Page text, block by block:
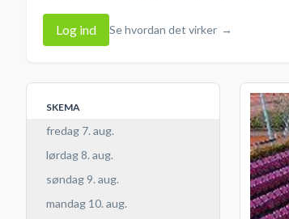
Log ind Se hvordan det virker →
SKEMA
fredag 7. aug.
lørdag 8. aug.
søndag 9. aug.
mandag 10. aug.